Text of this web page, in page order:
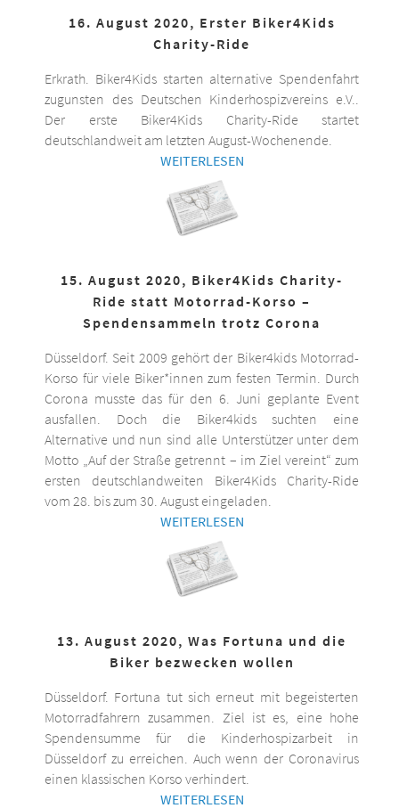
16. August 2020, Erster Biker4Kids
Charity-Ride
Erkrath. Biker4Kids starten alternative Spendenfahrt
zugunsten des Deutschen Kinderhospizvereins e.V..
Der erste Biker4Kids Charity-Ride startet
deutschlandweit am letzten August-Wochenende.
WEITERLESEN
15. August 2020, Biker4Kids Charity-
Ride statt Motorrad-Korso –
Spendensammeln trotz Corona
Düsseldorf. Seit 2009 gehört der Biker4kids Motorrad-
Korso für viele Biker*innen zum festen Termin. Durch
Corona musste das für den 6. Juni geplante Event
ausfallen. Doch die Biker4kids suchten eine
Alternative und nun sind alle Unterstützer unter dem
Motto „Auf der Straße getrennt – im Ziel vereint“ zum
ersten deutschlandweiten Biker4Kids Charity-Ride
vom 28. bis zum 30. August eingeladen.
WEITERLESEN
13. August 2020, Was Fortuna und die
Biker bezwecken wollen
Düsseldorf. Fortuna tut sich erneut mit begeisterten
Motorradfahrern zusammen. Ziel ist es, eine hohe
Spendensumme für die Kinderhospizarbeit in
Düsseldorf zu erreichen. Auch wenn der Coronavirus
einen klassischen Korso verhindert.
WEITERLESEN